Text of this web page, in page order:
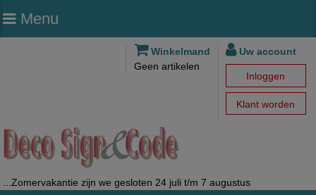
Menu
Winkelmand
Geen artikelen
Uw account
Inloggen
Klant worden
...Zomervakantie zijn we gesloten 24 juli t/m 7 augustus